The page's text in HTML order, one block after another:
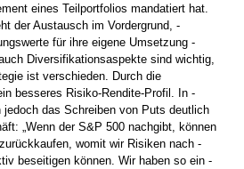
eines Teilportfolios mandatiert hat.
der Austausch im Vordergrund,
für ihre eigene Umsetzung
Diversifikationsaspekte sind ­wichtig,
ist verschieden. Durch die
besseres Risiko-Rendite-Profil. In
das Schreiben von Puts deutlich
„Wenn der S&P 500 nachgibt, können
womit wir Risiken nach
beseitigen können. Wir haben so ein